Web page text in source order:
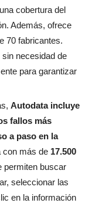
cobertura del
Además, ofrece
70 fabricantes.
sin necesidad de
para garantizar
Autodata incluye
fallos más
a paso en la
con más de 17.500
permiten buscar
seleccionar las
en la información